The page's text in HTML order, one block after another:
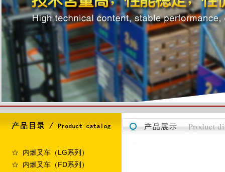
☆ 内燃叉车（LG系列）
☆ 内燃叉车（FD系列）